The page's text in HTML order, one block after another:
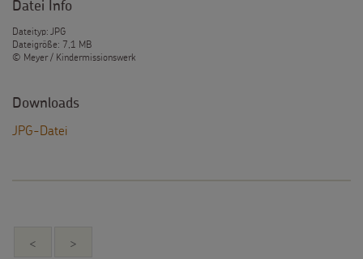
Datei Info
Dateityp: JPG
Dateigröße: 7,1 MB
© Meyer / Kindermissionswerk
Downloads
JPG-Datei
< >